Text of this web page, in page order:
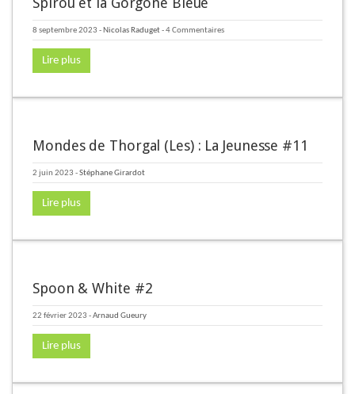
8 septembre 2023 - Nicolas Raduget- 4 Commentaires
Lire plus
Mondes de Thorgal (Les) : La Jeunesse #11
2 juin 2023 -Stéphane Girardot
Lire plus
Spoon & White #2
22 février 2023 -Arnaud Gueury
Lire plus